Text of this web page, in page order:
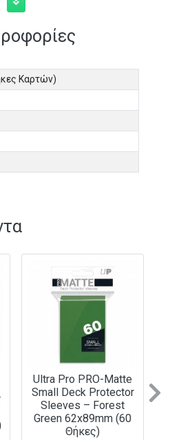
Καρτών)
Ultra Pro PRO-Matte
Small Deck Protector
Sleeves – Forest
Green 62x89mm (60
Θήκες)